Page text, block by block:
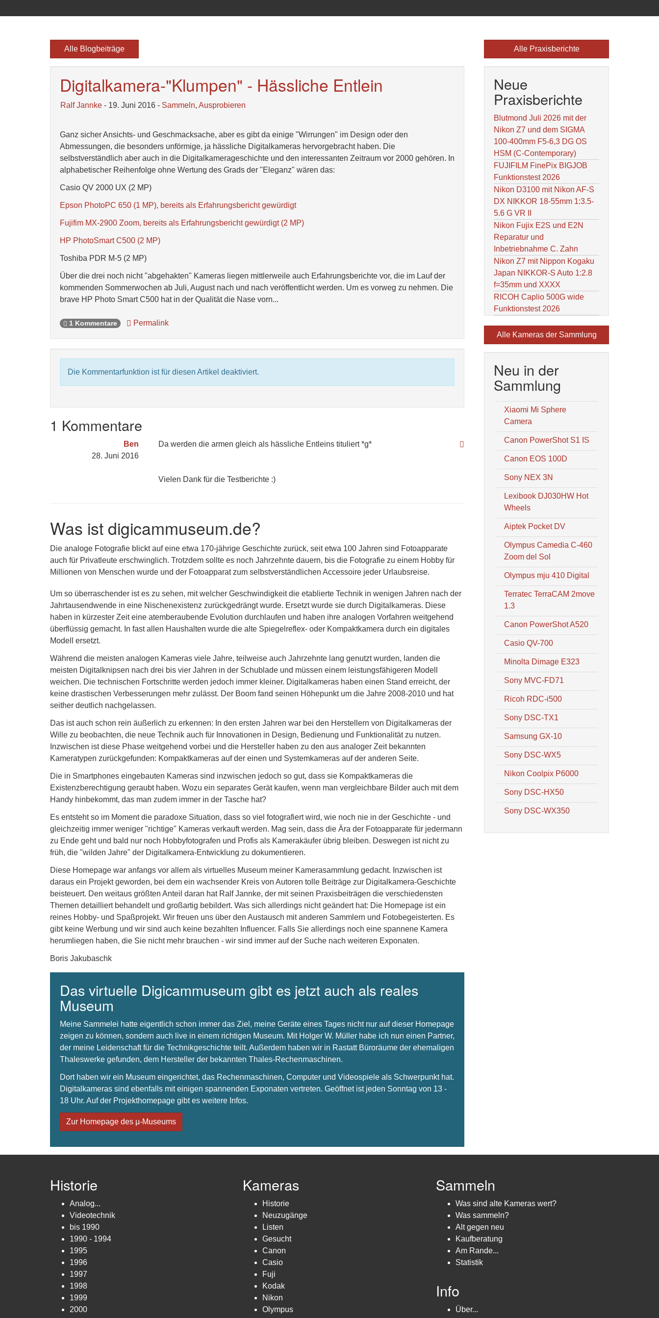
Alle Blogbeiträge
Digitalkamera-"Klumpen" - Hässliche Entlein
Ralf Jannke - 19. Juni 2016 - Sammeln, Ausprobieren
Ganz sicher Ansichts- und Geschmacksache, aber es gibt da einige "Wirrungen" im Design oder den
Abmessungen, die besonders unförmige, ja hässliche Digitalkameras hervorgebracht haben. Die
selbstverständlich aber auch in die Digitalkamerageschichte und den interessanten Zeitraum vor 2000 gehören. In
alphabetischer Reihenfolge ohne Wertung des Grads der "Eleganz" wären das:
Casio QV 2000 UX (2 MP)
Epson PhotoPC 650 (1 MP), bereits als Erfahrungsbericht gewürdigt
Fujifim MX-2900 Zoom, bereits als Erfahrungsbericht gewürdigt (2 MP)
HP PhotoSmart C500 (2 MP)
Toshiba PDR M-5 (2 MP)
Über die drei noch nicht "abgehakten" Kameras liegen mittlerweile auch Erfahrungsberichte vor, die im Lauf der
kommenden Sommerwochen ab Juli, August nach und nach veröffentlicht werden. Um es vorweg zu nehmen. Die
brave HP Photo Smart C500 hat in der Qualität die Nase vorn...
1 Kommentare Permalink
Die Kommentarfunktion ist für diesen Artikel deaktiviert.
1 Kommentare
Ben
28. Juni 2016
Da werden die armen gleich als hässliche Entleins tituliert *g*
Vielen Dank für die Testberichte :)
Was ist digicammuseum.de?
Die analoge Fotografie blickt auf eine etwa 170-jährige Geschichte zurück, seit etwa 100 Jahren sind Fotoapparate
auch für Privatleute erschwinglich. Trotzdem sollte es noch Jahrzehnte dauern, bis die Fotografie zu einem Hobby für
Millionen von Menschen wurde und der Fotoapparat zum selbstverständlichen Accessoire jeder Urlaubsreise.
Um so überraschender ist es zu sehen, mit welcher Geschwindigkeit die etablierte Technik in wenigen Jahren nach der
Jahrtausendwende in eine Nischenexistenz zurückgedrängt wurde. Ersetzt wurde sie durch Digitalkameras. Diese
haben in kürzester Zeit eine atemberaubende Evolution durchlaufen und haben ihre analogen Vorfahren weitgehend
überflüssig gemacht. In fast allen Haushalten wurde die alte Spiegelreflex- oder Kompaktkamera durch ein digitales
Modell ersetzt.
Während die meisten analogen Kameras viele Jahre, teilweise auch Jahrzehnte lang genutzt wurden, landen die
meisten Digitalknipsen nach drei bis vier Jahren in der Schublade und müssen einem leistungsfähigeren Modell
weichen. Die technischen Fortschritte werden jedoch immer kleiner. Digitalkameras haben einen Stand erreicht, der
keine drastischen Verbesserungen mehr zulässt. Der Boom fand seinen Höhepunkt um die Jahre 2008-2010 und hat
seither deutlich nachgelassen.
Das ist auch schon rein äußerlich zu erkennen: In den ersten Jahren war bei den Herstellern von Digitalkameras der
Wille zu beobachten, die neue Technik auch für Innovationen in Design, Bedienung und Funktionalität zu nutzen.
Inzwischen ist diese Phase weitgehend vorbei und die Hersteller haben zu den aus analoger Zeit bekannten
Kameratypen zurückgefunden: Kompaktkameras auf der einen und Systemkameras auf der anderen Seite.
Die in Smartphones eingebauten Kameras sind inzwischen jedoch so gut, dass sie Kompaktkameras die
Existenzberechtigung geraubt haben. Wozu ein separates Gerät kaufen, wenn man vergleichbare Bilder auch mit dem
Handy hinbekommt, das man zudem immer in der Tasche hat?
Es entsteht so im Moment die paradoxe Situation, dass so viel fotografiert wird, wie noch nie in der Geschichte - und
gleichzeitig immer weniger "richtige" Kameras verkauft werden. Mag sein, dass die Ära der Fotoapparate für jedermann
zu Ende geht und bald nur noch Hobbyfotografen und Profis als Kamerakäufer übrig bleiben. Deswegen ist nicht zu
früh, die "wilden Jahre" der Digitalkamera-Entwicklung zu dokumentieren.
Diese Homepage war anfangs vor allem als virtuelles Museum meiner Kamerasammlung gedacht. Inzwischen ist
daraus ein Projekt geworden, bei dem ein wachsender Kreis von Autoren tolle Beiträge zur Digitalkamera-Geschichte
beisteuert. Den weitaus größten Anteil daran hat Ralf Jannke, der mit seinen Praxisbeiträgen die verschiedensten
Themen detailliert behandelt und großartig bebildert. Was sich allerdings nicht geändert hat: Die Homepage ist ein
reines Hobby- und Spaßprojekt. Wir freuen uns über den Austausch mit anderen Sammlern und Fotobegeisterten. Es
gibt keine Werbung und wir sind auch keine bezahlten Influencer. Falls Sie allerdings noch eine spannene Kamera
herumliegen haben, die Sie nicht mehr brauchen - wir sind immer auf der Suche nach weiteren Exponaten.
Boris Jakubaschk
Das virtuelle Digicammuseum gibt es jetzt auch als reales
Museum
Meine Sammelei hatte eigentlich schon immer das Ziel, meine Geräte eines Tages nicht nur auf dieser Homepage
zeigen zu können, sondern auch live in einem richtigen Museum. Mit Holger W. Müller habe ich nun einen Partner,
der meine Leidenschaft für die Technikgeschichte teilt. Außerdem haben wir in Rastatt Büroräume der ehemaligen
Thaleswerke gefunden, dem Hersteller der bekannten Thales-Rechenmaschinen.
Dort haben wir ein Museum eingerichtet, das Rechenmaschinen, Computer und Videospiele als Schwerpunkt hat.
Digitalkameras sind ebenfalls mit einigen spannenden Exponaten vertreten. Geöffnet ist jeden Sonntag von 13 -
18 Uhr. Auf der Projekthomepage gibt es weitere Infos.
Zur Homepage des µ-Museums
Alle Praxisberichte
Neue
Praxisberichte
Blutmond Juli 2026 mit der
Nikon Z7 und dem SIGMA
100-400mm F5-6,3 DG OS
HSM (C-Contemporary)
FUJIFILM FinePix BIGJOB
Funktionstest 2026
Nikon D3100 mit Nikon AF-S
DX NIKKOR 18-55mm 1:3.5-
5.6 G VR II
Nikon Fujix E2S und E2N
Reparatur und
Inbetriebnahme C. Zahn
Nikon Z7 mit Nippon Kogaku
Japan NIKKOR-S Auto 1:2.8
f=35mm und XXXX
RICOH Caplio 500G wide
Funktionstest 2026
Alle Kameras der Sammlung
Neu in der
Sammlung
Xiaomi Mi Sphere
Camera
Canon PowerShot S1 IS
Canon EOS 100D
Sony NEX 3N
Lexibook DJ030HW Hot
Wheels
Aiptek Pocket DV
Olympus Camedia C-460
Zoom del Sol
Olympus mju 410 Digital
Terratec TerraCAM 2move
1.3
Canon PowerShot A520
Casio QV-700
Minolta Dimage E323
Sony MVC-FD71
Ricoh RDC-i500
Sony DSC-TX1
Samsung GX-10
Sony DSC-WX5
Nikon Coolpix P6000
Sony DSC-HX50
Sony DSC-WX350
Historie
Analog...
Videotechnik
bis 1990
1990 - 1994
1995
1996
1997
1998
1999
2000
Kameras
Historie
Neuzugänge
Listen
Gesucht
Canon
Casio
Fuji
Kodak
Nikon
Olympus
Sammeln
Was sind alte Kameras wert?
Was sammeln?
Alt gegen neu
Kaufberatung
Am Rande...
Statistik
Info
Über...